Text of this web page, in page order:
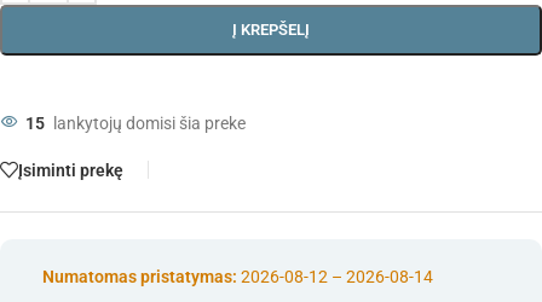
Į KREPŠELĮ
15 lankytojų domisi šia preke
Įsiminti prekę
Numatomas pristatymas: 2026-08-12 – 2026-08-14